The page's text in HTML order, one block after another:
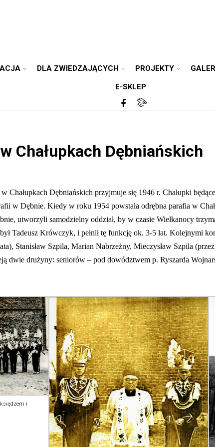
DLA ZWIEDZAJĄCYCH PROJEKTY
E-SKLEP
Chałupkach Dębniańskich
Chałupkach Dębniańskich przyjmuje się 1946 r. Chałupki
w Dębnie. Kiedy w roku 1954 powstała odrębna parafia w
utworzyli samodzielny oddział, by w czasie Wielkanocy
Tadeusz Krówczyk, i pełnił tę funkcję ok. 3-5 lat. Kolejnymi
Stanisław Szpila, Marian Nabrzeżny, Mieczysław Szpila
dwie drużyny: seniorów – pod dowództwem p. Ryszarda
i